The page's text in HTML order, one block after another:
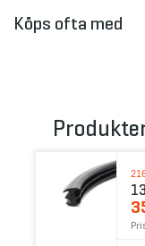
Köps ofta med